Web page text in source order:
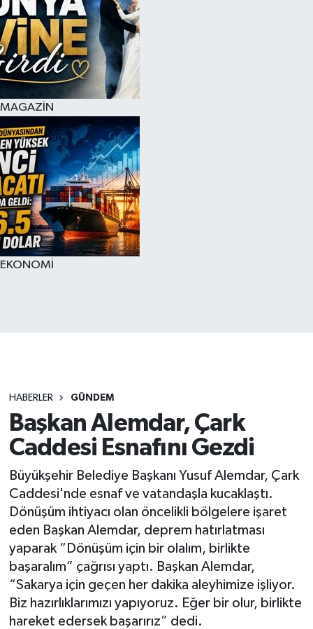
MAGAZİN
EKONOMİ
HABERLER GÜNDEM
Başkan Alemdar, Çark
Caddesi Esnafını Gezdi
Büyükşehir Belediye Başkanı Yusuf Alemdar, Çark
Caddesi'nde esnaf ve vatandaşla kucaklaştı.
Dönüşüm ihtiyacı olan öncelikli bölgelere işaret
eden Başkan Alemdar, deprem hatırlatması
yaparak “Dönüşüm için bir olalım, birlikte
başaralım” çağrısı yaptı. Başkan Alemdar,
“Sakarya için geçen her dakika aleyhimize işliyor.
Biz hazırlıklarımızı yapıyoruz. Eğer bir olur, birlikte
hareket edersek başarırız” dedi.